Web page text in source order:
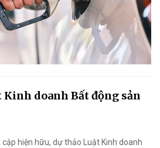
Kinh doanh Bất động sản
hiện hữu, dự thảo Luật Kinh doanh